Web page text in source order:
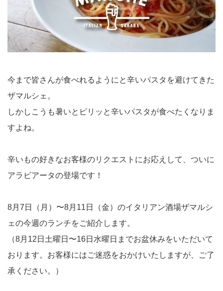
今まで皆さんが食べれるようにと辛いパスタを避けてきた
ザマルシェ。
しかしこうも暑いとピリッと辛いパスタが食べたくなりま
すよね。
辛いもの好きなお客様のリクエストにお応えして、ついに
アラビアータの登場です！
8月7日（月）〜8月11日（金）のイタリアン酒場ザマルシ
ェの今週のランチをご紹介します。
（8月12日土曜日〜16日水曜日までお盆休みをいただいて
おります。お客様にはご迷惑をおかけいたしますが、ご了
承ください。）